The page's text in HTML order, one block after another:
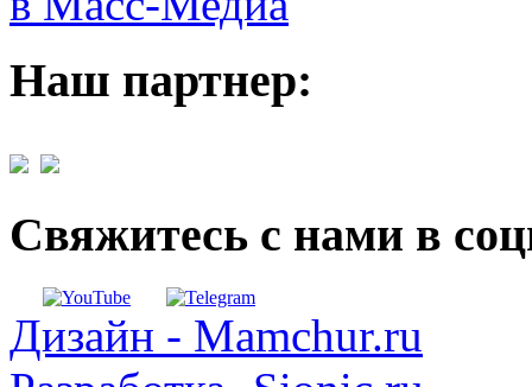
Наш партнер:
Свяжитесь с нами в
Дизайн - Mamchur.ru